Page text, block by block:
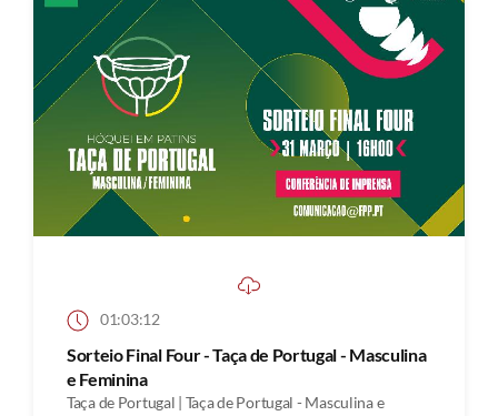
01:03:12
Sorteio Final Four - Taça de Portugal - Masculina
e Feminina
Taça de Portugal | Taça de Portugal - Masculina e